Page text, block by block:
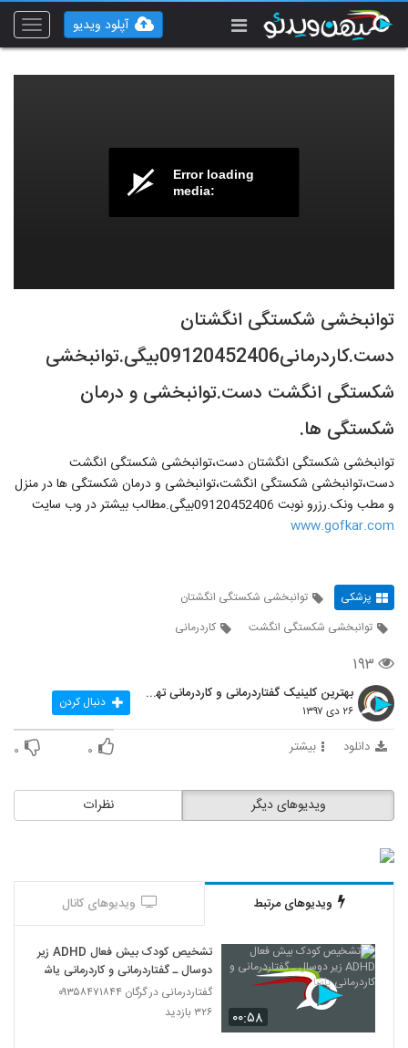
Toggle
آپلود ویدیو
Error loading
media:
توانبخشی شکستگی انگشتان
دست.کاردرمانی09120452406بیگی.توانبخشی
شکستگی انگشت دست.توانبخشی و درمان
شکستگی ها.
توانبخشی شکستگی انگشتان دست،توانبخشی شکستگی انگشت
دست،توانبخشی شکستگی انگشت،توانبخشی و درمان شکستگی ها در منزل
و مطب ونک.رزرو نوبت 09120452406بیگی.مطالب بیشتر در وب سایت
www.gofkar.com
پزشکی
توانبخشی شکستگی انگشتان
توانبخشی شکستگی انگشت
کاردرمانی
۱۹۳
بهترین کلینیک گفتاردرمانی و کاردرمانی تهران
۲۶ دی ۱۳۹۷ دنبال کردن
دانلود بیشتر ۰ ۰
نظرات ویدیوهای دیگر
ویدیوهای مرتبط ویدیوهای کانال
۰۰:۵۸
تشخیص کودک بیش فعال ADHD زیر
دوسال ـ گفتاردرمانی و کاردرمانی یاشا
گفتاردرمانی در گرگان ۰۹۳۵۸۴۷۱۸۴۴
۳۲۶ بازدید